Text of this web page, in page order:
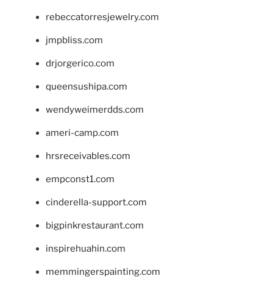
rebeccatorresjewelry.com
jmpbliss.com
drjorgerico.com
queensushipa.com
wendyweimerdds.com
ameri-camp.com
hrsreceivables.com
empconst1.com
cinderella-support.com
bigpinkrestaurant.com
inspirehuahin.com
memmingerspainting.com